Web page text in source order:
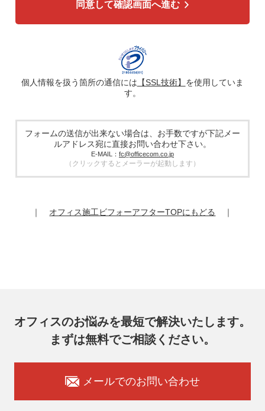
広告配信の効率化、マーケティング活動などのために、氏
を、ハッシュ化などの適切なセキュリティ対策を施した上
で、広告配信サービス提供事業者に提供する場合がありま
す。提供した個人情報は、広告配信サービス提供事業者のプ
ライバシーポリシーに基づき取り扱われます。
5. 個人情報の取り扱い業務の委託
場合があります。その際、弊社は、個人情報を適切に保護で
きる管理体制を敷き実行していることを条件として委託先を
厳選したうえで、機密保持契約を委託先と締結し、お客様の
個人情報を厳密に管理させます。
提供記録の開示を請求することができます。
7. 個人情報を提供されることの任意性
お客様がご自身の個人情報を弊社に提供されるか否かはお客
は、適切なサービスをご提供できない場合がありますのでご
弊社ウェブサイトでは、利用者が当ウェブサイトを閲覧した
同意して確認画面へ進む
個人情報を扱う箇所の通信には 【SSL技術】 を使用していま
す。
フォームの送信が出来ない場合は、お手数ですが下記メー
ルアドレス宛に直接お問い合わせ下さい。
E-MAIL： fc@officecom.co.jp
（クリックするとメーラーが起動します）
｜ オフィス施工ビフォーアフターTOPにもどる ｜
オフィスのお悩みを最短で解決いたします。
まずは無料でご相談ください。
メールでのお問い合わせ